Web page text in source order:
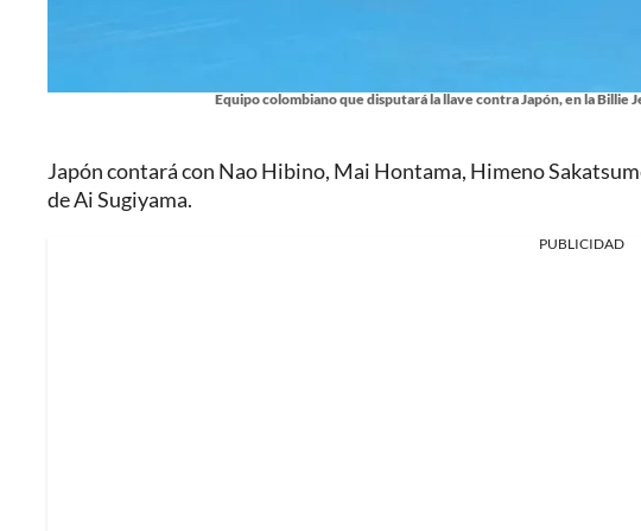
Equipo colombiano que disputará la llave contra Japón, en la Billie
Japón contará con Nao Hibino, Mai Hontama, Himeno
de Ai Sugiyama.
PUBLICIDAD